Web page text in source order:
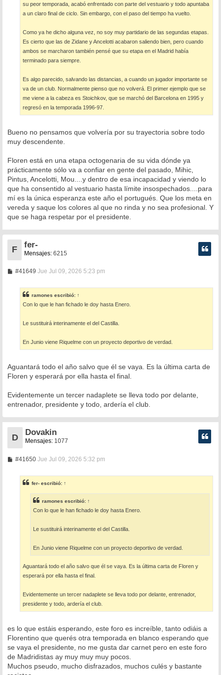
su peor temporada, acabó enfrentado con parte del vestuario y todo apuntaba
a un claro final de ciclo. Sin embargo, con el paso del tiempo ha vuelto.
Como ya he dicho alguna vez, no soy muy partidario de las segundas etapas.
Es cierto que las de Zidane y Ancelotti acabaron saliendo bien, pero cuando
ambos se marcharon también pensé que su etapa en el Madrid había
terminado para siempre.
Es algo parecido, salvando las distancias, a cuando un jugador importante se
va de un club. Normalmente pienso que no volverá. El primer ejemplo que se
me viene a la cabeza es Stoichkov, que se marchó del Barcelona en 1995 y
regresó en la temporada 1996-97.
Bueno no pensamos que volvería por su trayectoria sobre todo
muy descendente.
Floren está en una etapa octogenaria de su vida dónde ya
prácticamente sólo va a confiar en gente del pasado, Mihic,
Pintus, Ancelotti, Mou....y dentro de esa incapacidad y viendo lo
que ha consentido al vestuario hasta límite insospechados....para
mí es la única esperanza este año el portugués. Que los meta en
vereda y saque los colores al que no rinda y no sea profesional. Y
que se haga respetar por el presidente.
F
fer-
Mensajes: 6215
#41649M
a
j
Jue Jul 09, 2026 5:23 pm
ramones escribió: ↑
Con lo que le han fichado le doy hasta Enero.
Le sustituirá interinamente el del Castilla.
En Junio viene Riquelme con un proyecto deportivo de verdad.
Aguantará todo el año salvo que él se vaya. Es la última carta de
Floren y esperará por ella hasta el final.
Evidentemente un tercer nadaplete se lleva todo por delante,
entrenador, presidente y todo, ardería el club.
D
Dovakin
Mensajes: 1077
#41650M
a
j
e
Jue Jul 09, 2026 5:32 pm
fer- escribió: ↑
ramones escribió: ↑
Con lo que le han fichado le doy hasta Enero.
Le sustituirá interinamente el del Castilla.
En Junio viene Riquelme con un proyecto deportivo de verdad.
Aguantará todo el año salvo que él se vaya. Es la última carta de Floren y
esperará por ella hasta el final.
Evidentemente un tercer nadaplete se lleva todo por delante, entrenador,
presidente y todo, ardería el club.
es lo que estáis esperando, este foro es increíble, tanto odiáis a
Florentino que querés otra temporada en blanco esperando que
se vaya el presidente, no me gusta dar carnet pero en este foro
de Madridistas ay muy muy muy pocos.
Muchos pseudo, mucho disfrazados, muchos culés y bastante